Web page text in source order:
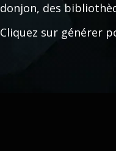
donjon, des
Cliquez sur générer